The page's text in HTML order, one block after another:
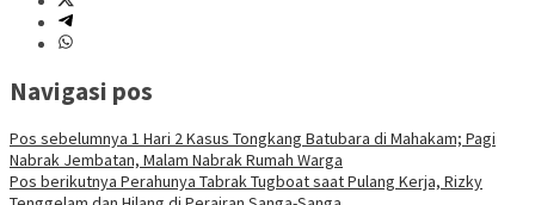
Navigasi pos
Pos sebelumnya 1 Hari 2 Kasus Tongkang Batubara di Mahakam; Pagi
Nabrak Jembatan, Malam Nabrak Rumah Warga
Pos berikutnya Perahunya Tabrak Tugboat saat Pulang Kerja, Rizky